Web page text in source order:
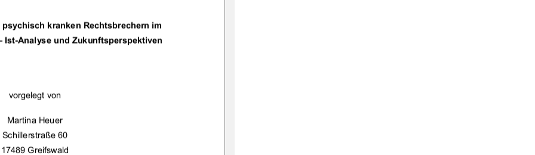
psychisch kranken Rechtsbrechern im
Ist-Analyse und Zukunftsperspektiven
vorgelegt von
Martina Heuer
Schillerstraße 60
17489 Greifswald